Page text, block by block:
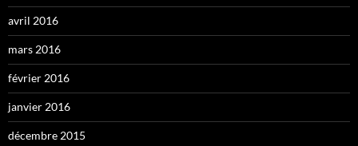
avril 2016
mars 2016
février 2016
janvier 2016
décembre 2015